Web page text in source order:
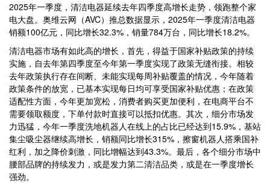
2025年一季度，清洁电器延续去年四季度高增长走势，领跑整个家
电大盘。奥维云网（AVC）推总数据显示，2025年一季度清洁电器
销额100亿元，同比增长32.3%，销量784万台，同比增长18.2%。
清洁电器市场有如此高的增长，首先，得益于国家补贴政策的持续
实施，自去年第四季度至今年第一季度实现了政策无缝衔接。相较
去年政策执行存在间断、未能实现每周补贴覆盖的情况，今年随着
政策条件的放宽，已基本实现每日均可享受国家补贴优惠；在政策
适配性方面，今年更加宽松，消费者购买更加便利，在电商平台不
需要领取额度，下单付款时直接可以抵扣优惠。其次，细分市场发
力迅猛，今年一季度洗地机器人在线上的占比已经达到15.9%，基站
集尘吸尘器继续高增长，销额同比增长315%，擦窗机器人搭乘国补
红利，加之降价刺激，同比增幅达到43.3%。最后，各个细分市场中
腰部品牌的持续发力，或是发力第二清洁品类，或是在一季度增长
强劲。